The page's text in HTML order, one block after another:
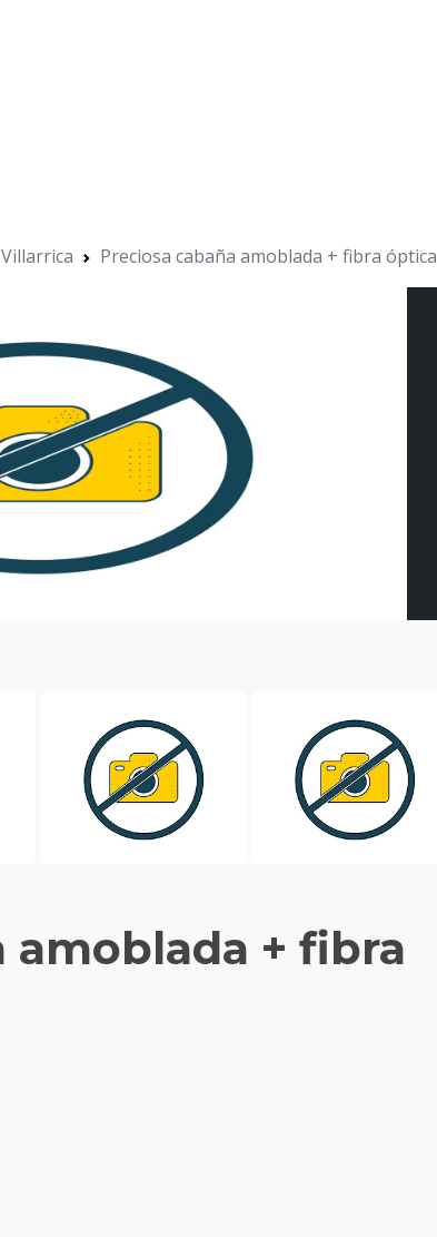
Villarrica Preciosa cabaña amoblada + fibra óptica
amoblada + fibra